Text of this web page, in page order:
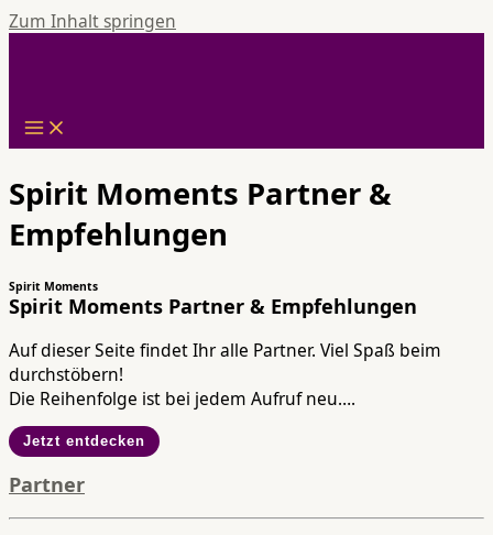
Zum Inhalt springen
Spirit Moments Partner &
Empfehlungen
Spirit Moments
Spirit Moments Partner & Empfehlungen
Auf dieser Seite findet Ihr alle Partner. Viel Spaß beim
durchstöbern!
Die Reihenfolge ist bei jedem Aufruf neu….
Jetzt entdecken
Partner